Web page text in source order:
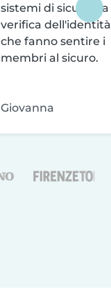
sistemi di sicurezza
verifica dell'identità
che fanno sentire i
membri al sicuro.
Giovanna